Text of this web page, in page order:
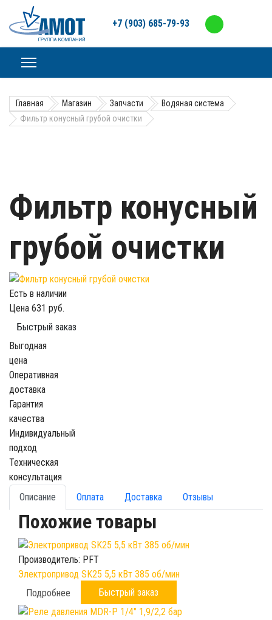
+7 (903) 685-79-93
Главная Магазин Запчасти
Водяная система
Фильтр конусный грубой очистки
Фильтр конусный
грубой очистки
Есть в наличии
Цена 631 руб.
Быстрый заказ
Выгодная
цена
Оперативная
доставка
Гарантия
качества
Индивидуальный
подход
Техническая
консультация
Описание
Оплата Доставка Отзывы
Похожие товары
Производитель: PFT
Электропривод SK25 5,5 кВт 385 об/мин
Подробнее
Быстрый заказ